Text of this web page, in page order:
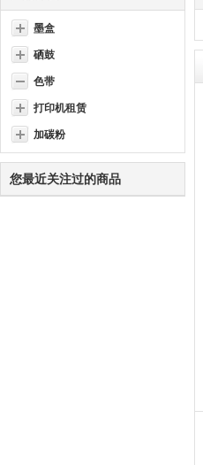
墨盒
硒鼓
色带
打印机租赁
加碳粉
您最近关注过的商品